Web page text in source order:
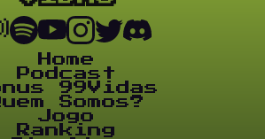
Home
Podcast
99Vidas
Somos?
Jogo
Ranking